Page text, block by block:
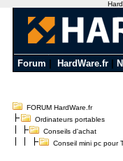
Forum HardWare.fr
FORUM HardWare.fr
Ordinateurs portables
Conseils d'achat
Conseil mini pc pour